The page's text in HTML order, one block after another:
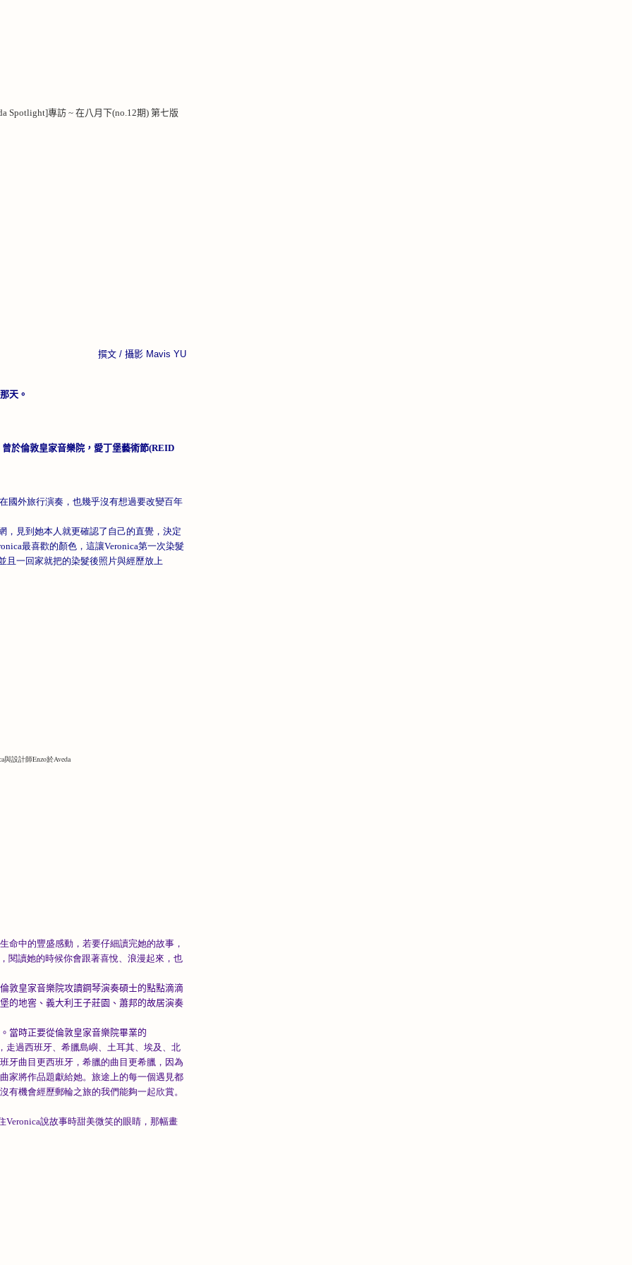
Spotlight]專訪 ~ 在八月下(no.12期) 第七版
撰文 /攝影 Mavis YU
天。
於倫敦皇家音樂院，愛丁堡藝術節(REID
國外旅行演奏，也幾乎沒有想過要改變百年
，見到她本人就更確認了自己的直覺，決定
最喜歡的顏色，這讓Veronica第一次染髮
且一回家就把的染髮後照片與經歷放上
與設計師Enzo於Aveda
命中的豐盛感動，若要仔細讀完她的故事，
閱讀她的時候你會跟著喜悅、浪漫起來，也
敦皇家音樂院攻讀鋼琴演奏碩士的點點滴滴
的地窖、義大利王子莊園、蕭邦的故居演奏
當時正要從倫敦皇家音樂院畢業的
走過西班牙、希臘島嶼、土耳其、埃及、北
牙曲目更西班牙，希臘的曲目更希臘，因為
家將作品題獻給她。旅途上的每一個遇見都
有機會經歷郵輪之旅的我們能夠一起欣賞。
Veronica說故事時甜美微笑的眼睛，那幅畫